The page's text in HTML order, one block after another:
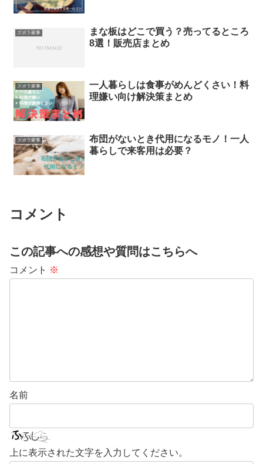
ズボラ家事
まな板はどこで買う？売ってるところ
8選！販売店まとめ
ズボラ家事
一人暮らしは食事がめんどくさい！料
理嫌い向け解決策まとめ
ズボラ家事
布団がないとき代用になるモノ！一人
暮らしで来客用は必要？
コメント
この記事への感想や質問はこちらへ
コメント ※
名前
上に表示された文字を入力してください。